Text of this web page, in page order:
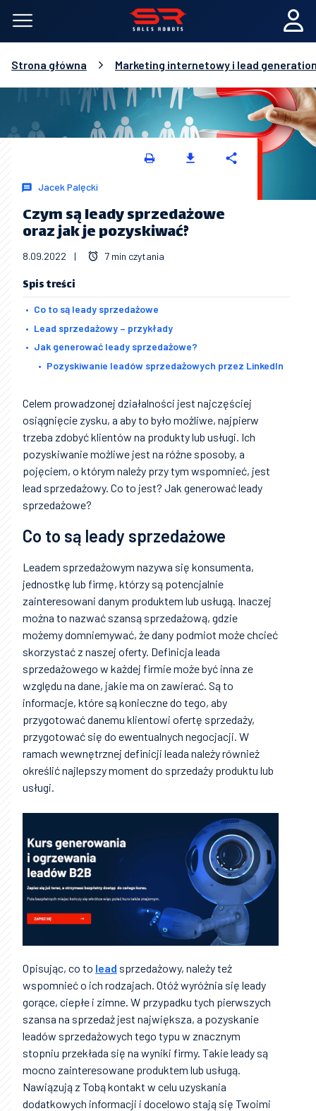
Strona główna Marketing internetowy i lead
Jacek Palęcki
Czym są leady sprzedażowe
oraz jak je pozyskiwać?
8.09.2022 | 7 min czytania
Spis treści
Co to są leady sprzedażowe
Lead sprzedażowy – przykłady
Jak generować leady sprzedażowe?
Pozyskiwanie leadów sprzedażowych przez LinkedIn
Celem prowadzonej działalności jest najczęściej
osiągnięcie zysku, a aby to było możliwe, najpierw
trzeba zdobyć klientów na produkty lub usługi. Ich
pozyskiwanie możliwe jest na różne sposoby, a
pojęciem, o którym należy przy tym wspomnieć, jest
lead sprzedażowy. Co to jest? Jak generować leady
sprzedażowe?
Co to są leady sprzedażowe
Leadem sprzedażowym nazywa się konsumenta,
jednostkę lub firmę, którzy są potencjalnie
zainteresowani danym produktem lub usługą. Inaczej
można to nazwać szansą sprzedażową, gdzie
możemy domniemywać, że dany podmiot może chcieć
skorzystać z naszej oferty. Definicja leada
sprzedażowego w każdej firmie może być inna ze
względu na dane, jakie ma on zawierać. Są to
informacje, które są konieczne do tego, aby
przygotować danemu klientowi ofertę sprzedaży,
przygotować się do ewentualnych negocjacji. W
ramach wewnętrznej definicji leada należy również
określić najlepszy moment do sprzedaży produktu lub
usługi.
Opisując, co to lead sprzedażowy, należy też
wspomnieć o ich rodzajach. Otóż wyróżnia się leady
gorące, ciepłe i zimne. W przypadku tych pierwszych
szansa na sprzedaż jest największa, a pozyskanie
leadów sprzedażowych tego typu w znacznym
stopniu przekłada się na wyniki firmy. Takie leady są
mocno zainteresowane produktem lub usługą.
Nawiązują z Tobą kontakt w celu uzyskania
dodatkowych informacji i docelowo stają się Twoimi